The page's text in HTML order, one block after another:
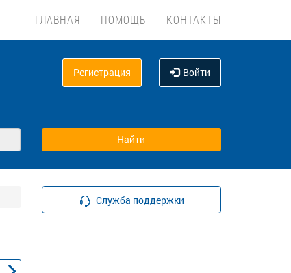
ГЛАВНАЯ ПОМОЩЬ КОНТАКТЫ
Регистрация Войти
Служба поддержки